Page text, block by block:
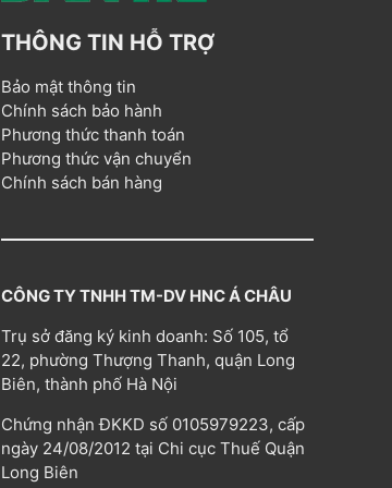
THÔNG TIN HỖ TRỢ
Bảo mật thông tin
Chính sách bảo hành
Phương thức thanh toán
Phương thức vận chuyển
Chính sách bán hàng
CÔNG TY TNHH TM-DV HNC Á CHÂU
Trụ sở đăng ký kinh doanh: Số 105, tổ
22, phường Thượng Thanh, quận Long
Biên, thành phố Hà Nội
Chứng nhận ĐKKD số 0105979223, cấp
ngày 24/08/2012 tại Chi cục Thuế Quận
Long Biên